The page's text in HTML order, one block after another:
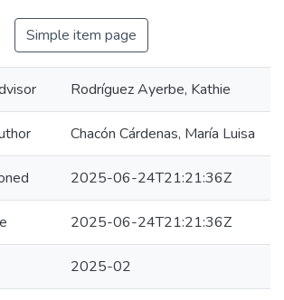
Simple item page
Rodríguez Ayerbe, Kathie
Chacón Cárdenas, María Luisa
2025-06-24T21:21:36Z
2025-06-24T21:21:36Z
2025-02